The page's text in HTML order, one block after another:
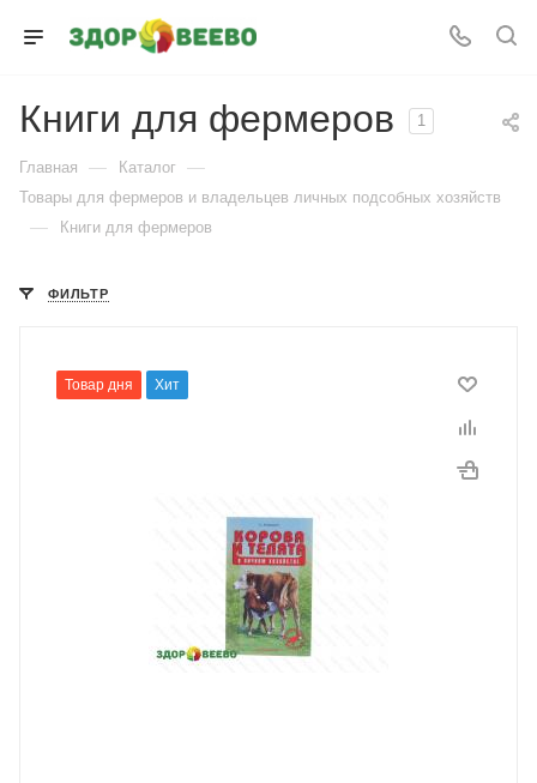
Книги для фермеров 1
Главная — Каталог —
Товары для фермеров и владельцев личных подсобных хозяйств
— Книги для фермеров
ФИЛЬТР
Товар дня Хит